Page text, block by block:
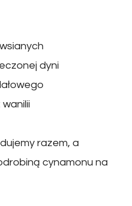
dyni
razem, a
cynamonu na